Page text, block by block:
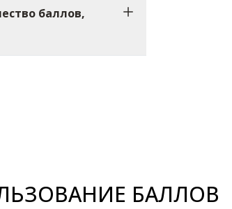
баллов,
БАЛЛОВ